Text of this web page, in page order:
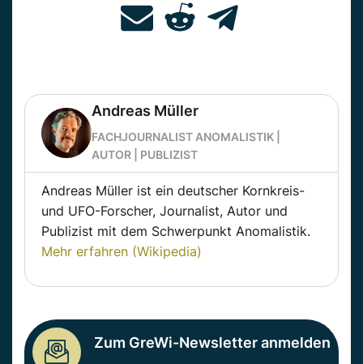
Andreas Müller
FACHJOURNALIST ANOMALISTIK |
AUTOR | PUBLIZIST
Andreas Müller ist ein deutscher Kornkreis-
und UFO-Forscher, Journalist, Autor und
Publizist mit dem Schwerpunkt Anomalistik.
Mehr erfahren (Wikipedia)
Zum GreWi-Newsletter anmelden